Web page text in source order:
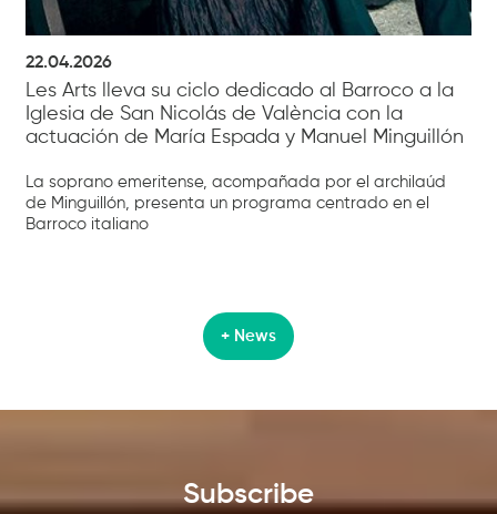
22.04.2026
Les Arts lleva su ciclo dedicado al Barroco a la
Iglesia de San Nicolás de València con la
actuación de María Espada y Manuel Minguillón
La soprano emeritense, acompañada por el archilaúd
de Minguillón, presenta un programa centrado en el
Barroco italiano
+ News
Subscribe